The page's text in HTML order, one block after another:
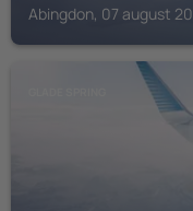
Abingdon, 07 august